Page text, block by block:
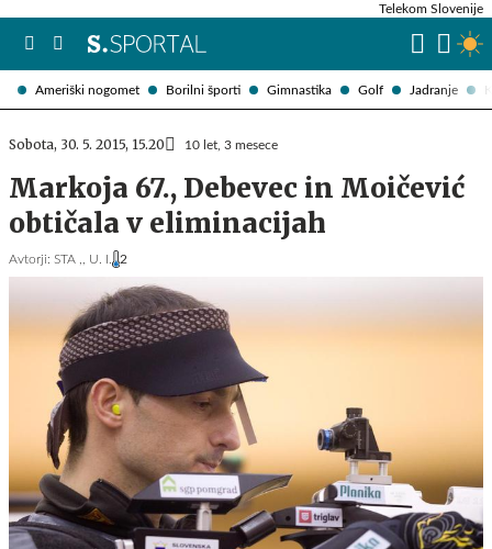
Ameriški nogomet Borilni športi Gimnastika Golf Jadranje
Telekom Slovenije
Sobota, 30. 5. 2015, 15.20 10 let, 3 mesece
Markoja 67., Debevec in Moičević
obtičala v eliminacijah
Avtorji: STA ,, U. I. 2